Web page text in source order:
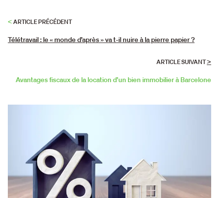
<ARTICLE PRÉCÉDENT
Télétravail : le « monde d’après » va t-il nuire à la pierre papier ?
ARTICLE SUIVANT>
Avantages fiscaux de la location d’un bien immobilier à Barcelone